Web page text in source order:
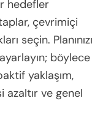
aktif bir şekilde
uygulamaları
araçlar kullanın.
sağlayan
destekleyici bir
bireylerin